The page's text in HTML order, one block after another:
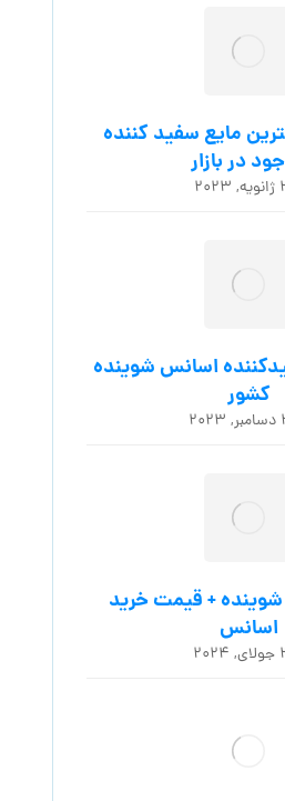
مایع سفید کننده
در بازار
اسانس شوینده
کشور
+ قیمت خرید
اسانس